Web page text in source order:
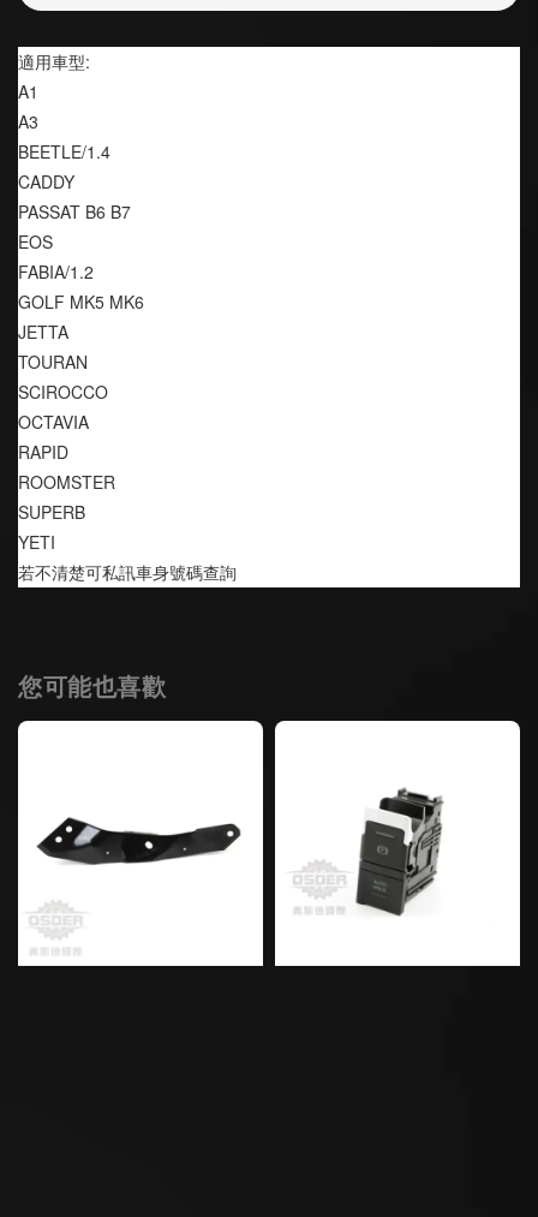
適用車型:
A1
A3
BEETLE/1.4
CADDY
PASSAT B6 B7
EOS
FABIA/1.2
GOLF MK5 MK6
JETTA
TOURAN
SCIROCCO
OCTAVIA
RAPID
ROOMSTER
SUPERB
YETI
若不清楚可私訊車身號碼查詢
您可能也喜歡